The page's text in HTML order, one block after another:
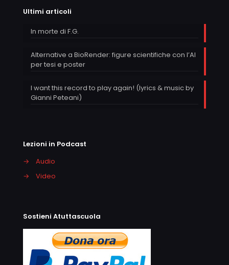
Ultimi articoli
In morte di F.G.
Alternative a BioRender: figure scientifiche con l’AI
per tesi e poster
I want this record to play again! (lyrics & music by
Gianni Peteani)
Lezioni in Podcast
→
Audio
→
Video
Sostieni Atuttascuola